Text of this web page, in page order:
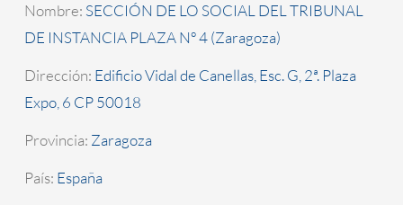
Nombre: SECCIÓN DE LO SOCIAL DEL TRIBUNAL
DE INSTANCIA PLAZA Nº 4 (Zaragoza)
Dirección: Edificio Vidal de Canellas, Esc. G, 2ª. Plaza
Expo, 6 CP 50018
Provincia: Zaragoza
País: España